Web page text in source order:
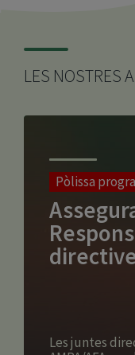
LES NOSTRES
Pòlissa
Les juntes